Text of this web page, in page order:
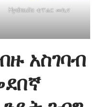
Hydraulic ቲፕሬር መኪና
አስገባብ